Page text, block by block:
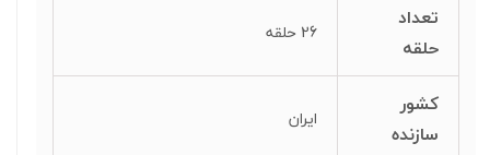
تعداد
حلقه
26 حلقه
کشور
سازنده
ایران